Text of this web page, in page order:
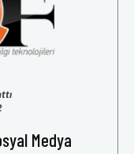
Medya